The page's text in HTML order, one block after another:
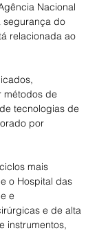
Nacional
segurança do
relacionada ao
métodos de
tecnologias de
por
mais
o Hospital das
e
e de alta
instrumentos,